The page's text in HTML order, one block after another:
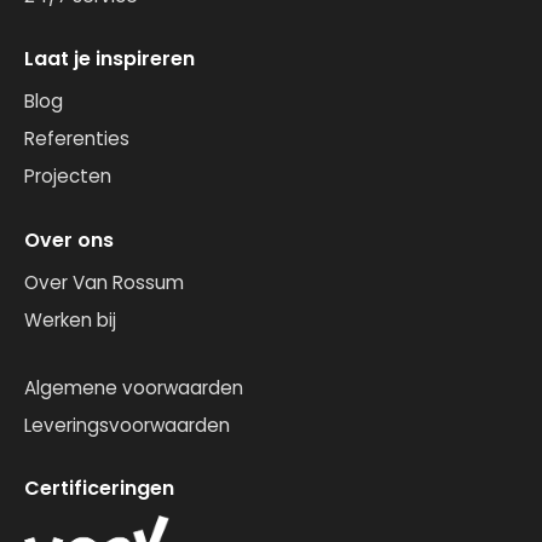
Laat je inspireren
Blog
Referenties
Projecten
Over ons
Over Van Rossum
Werken bij
Algemene voorwaarden
Leveringsvoorwaarden
Certificeringen